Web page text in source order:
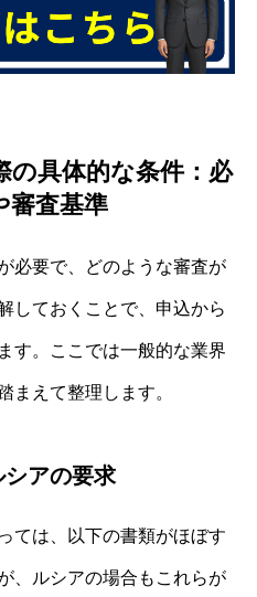
の具体的な条件：必
審査基準
必要で、どのような審査が
しておくことで、申込から
す。ここでは一般的な業界
まえて整理します。
アの要求
ては、以下の書類がほぼす
、ルシアの場合もこれらが